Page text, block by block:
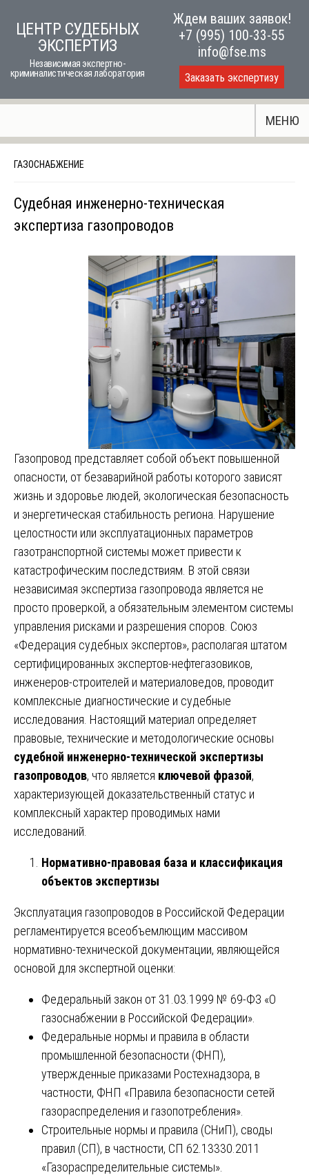
ЦЕНТР СУДЕБНЫХ
ЭКСПЕРТИЗ
Независимая экспертно-
криминалистическая лаборатория
Ждем ваших заявок!
+7 (995) 100-33-55
info@fse.ms
Заказать экспертизу
МЕНЮ
ГАЗОСНАБЖЕНИЕ
Судебная инженерно-техническая
экспертиза газопроводов
Газопровод представляет собой объект повышенной
опасности, от безаварийной работы которого зависят
жизнь и здоровье людей, экологическая безопасность
и энергетическая стабильность региона. Нарушение
целостности или эксплуатационных параметров
газотранспортной системы может привести к
катастрофическим последствиям. В этой связи
независимая экспертиза газопровода является не
просто проверкой, а обязательным элементом системы
управления рисками и разрешения споров. Союз
«Федерация судебных экспертов», располагая штатом
сертифицированных экспертов-нефтегазовиков,
инженеров-строителей и материаловедов, проводит
комплексные диагностические и судебные
исследования. Настоящий материал определяет
правовые, технические и методологические основы
судебной инженерно-технической экспертизы
газопроводов, что является ключевой фразой,
характеризующей доказательственный статус и
комплексный характер проводимых нами
исследований.
Нормативно-правовая база и классификация
объектов экспертизы
Эксплуатация газопроводов в Российской Федерации
регламентируется всеобъемлющим массивом
нормативно-технической документации, являющейся
основой для экспертной оценки:
Федеральный закон от 31.03.1999 № 69-ФЗ «О
газоснабжении в Российской Федерации».
Федеральные нормы и правила в области
промышленной безопасности (ФНП),
утвержденные приказами Ростехнадзора, в
частности, ФНП «Правила безопасности сетей
газораспределения и газопотребления».
Строительные нормы и правила (СНиП), своды
правил (СП), в частности, СП 62.13330.2011
«Газораспределительные системы».